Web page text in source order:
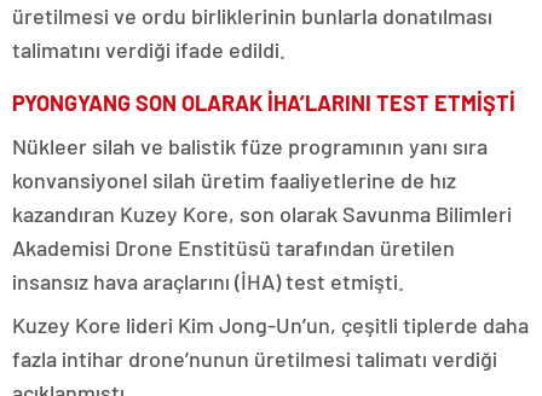
üretilmesi ve ordu birliklerinin bunlarla donatılması
talimatını verdiği ifade edildi.
PYONGYANG SON OLARAK İHA’LARINI TEST ETMİŞTİ
Nükleer silah ve balistik füze programının yanı sıra
konvansiyonel silah üretim faaliyetlerine de hız
kazandıran Kuzey Kore, son olarak Savunma Bilimleri
Akademisi Drone Enstitüsü tarafından üretilen
insansız hava araçlarını (İHA) test etmişti.
Kuzey Kore lideri Kim Jong-Un’un, çeşitli tiplerde daha
fazla intihar drone’nunun üretilmesi talimatı verdiği